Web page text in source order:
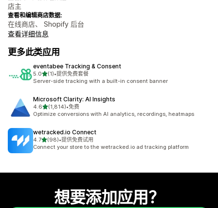
店主
查看和编辑商店数据:
在线商店、 Shopify 后台
查看详细信息
更多此类应用
eventabee Tracking & Consent
5.0星（满分 5 星）
(1)
总共 1 条评论
•提供免费套餐
Server-side tracking with a built-in consent banner
Microsoft Clarity: AI Insights
4.6星（满分 5 星）
(1,814)
总共 1814 条评论
•免费
Optimize conversions with AI analytics, recordings, heatmaps
wetracked.io Connect
4.7星（满分 5 星）
(98)
总共 98 条评论
•提供免费试用
Connect your store to the wetracked.io ad tracking platform
想要添加应用？